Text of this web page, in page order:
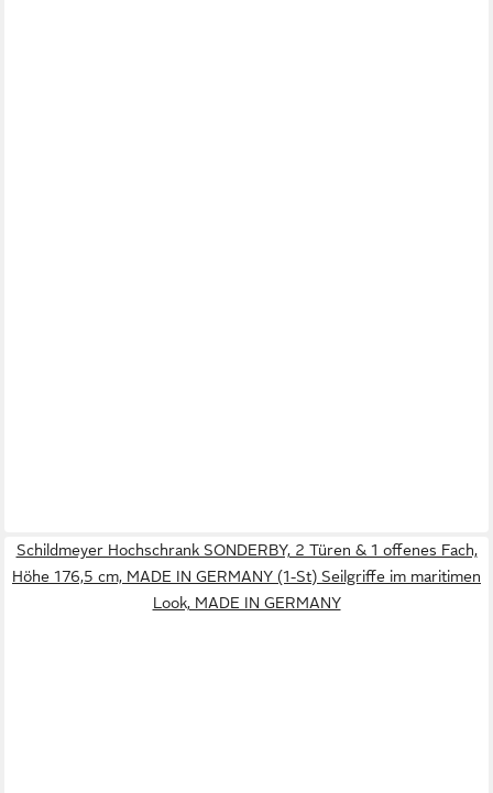
Schildmeyer Hochschrank SONDERBY, 2 Türen & 1 offenes Fach,
Höhe 176,5 cm, MADE IN GERMANY (1-St) Seilgriffe im maritimen
Look, MADE IN GERMANY